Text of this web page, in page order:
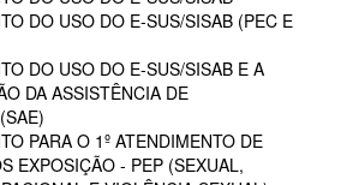
DO USO DO E-SUS/SISAB (PEC E
DO USO DO E-SUS/SISAB E A
DA ASSISTÊNCIA DE
PARA O 1º ATENDIMENTO DE
EXPOSIÇÃO - PEP (SEXUAL,